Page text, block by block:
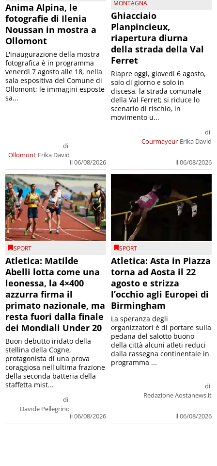
Anima Alpina, le
fotografie di Ilenia
Noussan in mostra a
Ollomont
Ollomont
di
Erika David
il 06/08/2026
L'inaugurazione della mostra
fotografica è in programma
venerdì 7 agosto alle 18, nella
sala espositiva del Comune di
Ollomont; le immagini esposte
sa...
MONTAGNA
Ghiacciaio
Planpincieux,
riapertura diurna
della strada della Val
Ferret
Courmayeur
di
Erika David
il 06/08/2026
Riapre oggi, giovedì 6 agosto,
solo di giorno e solo in
discesa, la strada comunale
della Val Ferret; si riduce lo
scenario di rischio, in
movimento u...
SPORT
Atletica: Matilde
Abelli lotta come una
leonessa, la 4×400
azzurra firma il
primato nazionale, ma
resta fuori dalla finale
dei Mondiali Under 20
di
Davide Pellegrino
il 06/08/2026
Buon debutto iridato della
stellina della Cogne,
protagonista di una prova
coraggiosa nell'ultima frazione
della seconda batteria della
staffetta mist...
SPORT
Atletica: Asta in Piazza
torna ad Aosta il 22
agosto e strizza
l’occhio agli Europei di
Birmingham
di
Redazione Aostanews.it
il 06/08/2026
La speranza degli
organizzatori è di portare sulla
pedana del salotto buono
della città alcuni atleti reduci
dalla rassegna continentale in
programma ...